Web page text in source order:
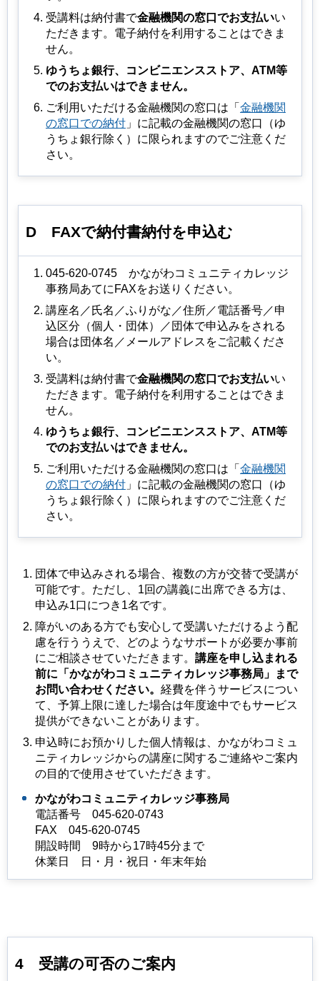
受講料は納付書で金融機関の窓口でお支払いい
ただきます。電子納付を利用することはできま
せん。
ゆうちょ銀行、コンビニエンスストア、ATM等
でのお支払いはできません。
ご利用いただける金融機関の窓口は「 金融機関
の窓口での納付 」に記載の金融機関の窓口（ゆ
うちょ銀行除く）に限られますのでご注意くだ
さい。
D FAXで納付書納付を申込む
045-620-0745 かながわコミュニティカレッジ
事務局あてにFAXをお送りください。
講座名／⽒名／ふりがな／住所／電話番号／申
込区分（個人・団体）／団体で申込みをされる
場合は団体名／メールアドレスをご記載くださ
い。
受講料は納付書で金融機関の窓口でお支払いい
ただきます。電子納付を利用することはできま
せん。
ゆうちょ銀行、コンビニエンスストア、ATM等
でのお支払いはできません。
ご利用いただける金融機関の窓口は「 金融機関
の窓口での納付 」に記載の金融機関の窓口（ゆ
うちょ銀行除く）に限られますのでご注意くだ
さい。
団体で申込みされる場合、複数の方が交替で受講が
可能です。ただし、1回の講義に出席できる方は、
申込み1口につき1名です。
障がいのある方でも安心して受講いただけるよう配
慮を行ううえで、どのようなサポートが必要か事前
にご相談させていただきます。 講座を申し込まれる
前に「かながわコミュニティカレッジ事務局」まで
お問い合わせください。 経費を伴うサービスについ
て、予算上限に達した場合は年度途中でもサービス
提供ができないことがあります。
申込時にお預かりした個人情報は、かながわコミュ
ニティカレッジからの講座に関するご連絡やご案内
の目的で使用させていただきます。
かながわコミュニティカレッジ事務局
電話番号
045-620-0743
FAX
045-620-0745
開設時間
9時から17時45分まで
休業日
日 ・月・祝日・年末年始
4 受講の可否のご案内